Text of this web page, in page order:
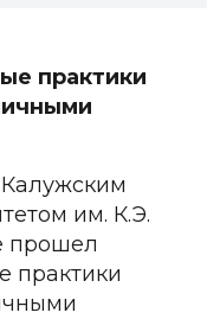
практики
им. К.Э.
прошел
практики